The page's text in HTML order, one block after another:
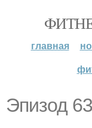
главная
Эпизод